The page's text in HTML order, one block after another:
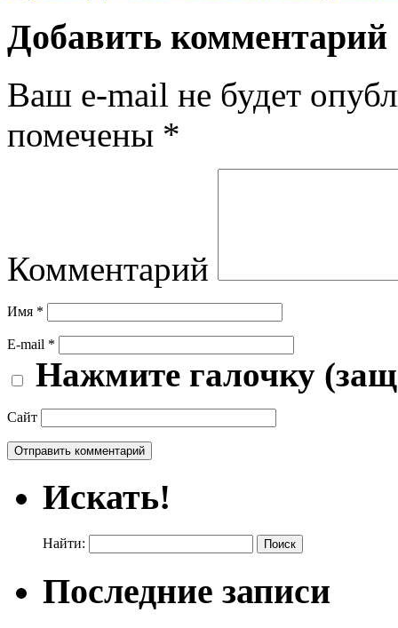
Добавить комментарий
Ваш e-mail не будет
помечены *
Комментарий
Имя *
E-mail *
Нажмите галочку
Сайт
Искать!
Найти:
Последние записи